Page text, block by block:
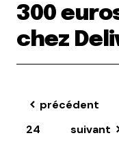
300
chez
précédent
24
suivant